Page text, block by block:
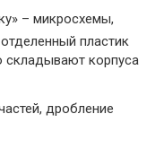
– микросхемы,
пластик
складывают корпуса
дробление